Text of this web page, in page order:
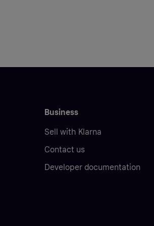
Business
Sell with Klarna
Contact us
Developer documentation